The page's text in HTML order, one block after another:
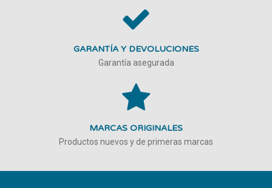
GARANTÍA Y DEVOLUCIONES
Garantía asegurada
MARCAS ORIGINALES
Productos nuevos y de primeras marcas